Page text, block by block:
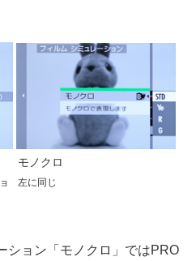
モノクロ
左に同じ
ション「モノクロ」ではPRO